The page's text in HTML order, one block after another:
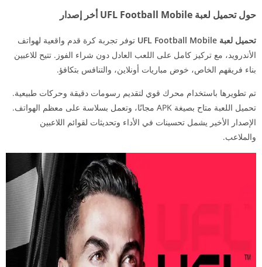
حول تحميل لعبة UFL Football Mobile أخر إصدار
تحميل لعبة UFL Football Mobile
توفر تجربة كرة قدم واقعية لهواتف
الأندرويد، مع تركيز كامل على اللعب العادل دون شراء الفوز. تتيح للاعبين
بناء فريقهم الخاص، خوض مباريات أونلاين، والتنافس بتكافؤ.
تم تطويرها باستخدام محرك قوي لتقديم رسومات دقيقة وحركات طبيعية.
تحميل اللعبة متاح بصيغة APK مجانًا، وتعمل بسلاسة على معظم الهواتف.
الإصدار الأخير يشمل تحسينات في الأداء وتحديثات لقوائم اللاعبين
والملاعب.